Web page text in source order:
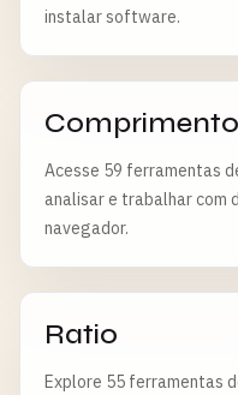
instalar software.
Comprimento
Acesse 59 ferramentas
analisar e trabalhar com
navegador.
Ratio
Explore 55 ferramentas